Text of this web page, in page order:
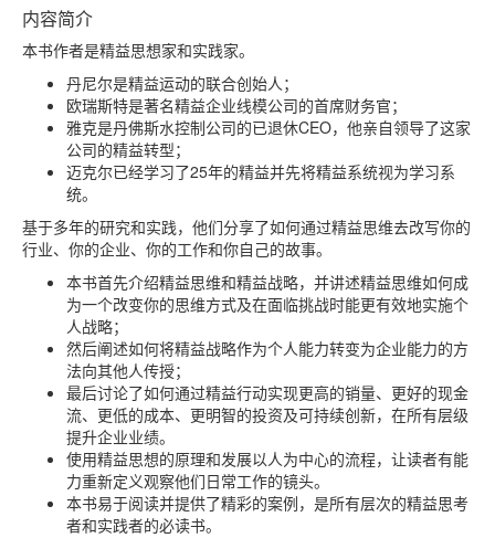
内容简介
本书作者是精益思想家和实践家。
丹尼尔是精益运动的联合创始人；
欧瑞斯特是著名精益企业线模公司的首席财务官；
雅克是丹佛斯水控制公司的已退休CEO，他亲自领导了这家
公司的精益转型；
迈克尔已经学习了25年的精益并先将精益系统视为学习系
统。
基于多年的研究和实践，他们分享了如何通过精益思维去改写你的
行业、你的企业、你的工作和你自己的故事。
本书首先介绍精益思维和精益战略，并讲述精益思维如何成
为一个改变你的思维方式及在面临挑战时能更有效地实施个
人战略；
然后阐述如何将精益战略作为个人能力转变为企业能力的方
法向其他人传授；
最后讨论了如何通过精益行动实现更高的销量、更好的现金
流、更低的成本、更明智的投资及可持续创新，在所有层级
提升企业业绩。
使用精益思想的原理和发展以人为中心的流程，让读者有能
力重新定义观察他们日常工作的镜头。
本书易于阅读并提供了精彩的案例，是所有层次的精益思考
者和实践者的必读书。